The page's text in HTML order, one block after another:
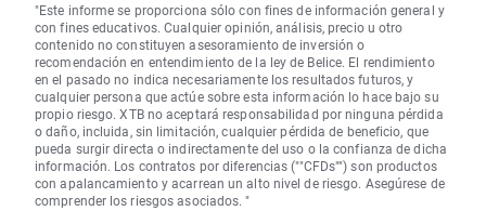
"Este informe se proporciona sólo con fines de información general y
con fines educativos. Cualquier opinión, análisis, precio u otro
contenido no constituyen asesoramiento de inversión o
recomendación en entendimiento de la ley de Belice. El rendimiento
en el pasado no indica necesariamente los resultados futuros, y
cualquier persona que actúe sobre esta información lo hace bajo su
propio riesgo. XTB no aceptará responsabilidad por ninguna pérdida
o daño, incluida, sin limitación, cualquier pérdida de beneficio, que
pueda surgir directa o indirectamente del uso o la confianza de dicha
información. Los contratos por diferencias (""CFDs"") son productos
con apalancamiento y acarrean un alto nivel de riesgo. Asegúrese de
comprender los riesgos asociados. "